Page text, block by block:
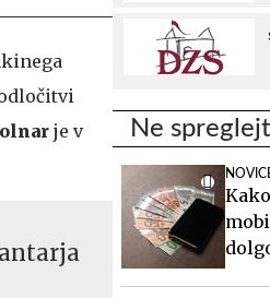
je v
Ne